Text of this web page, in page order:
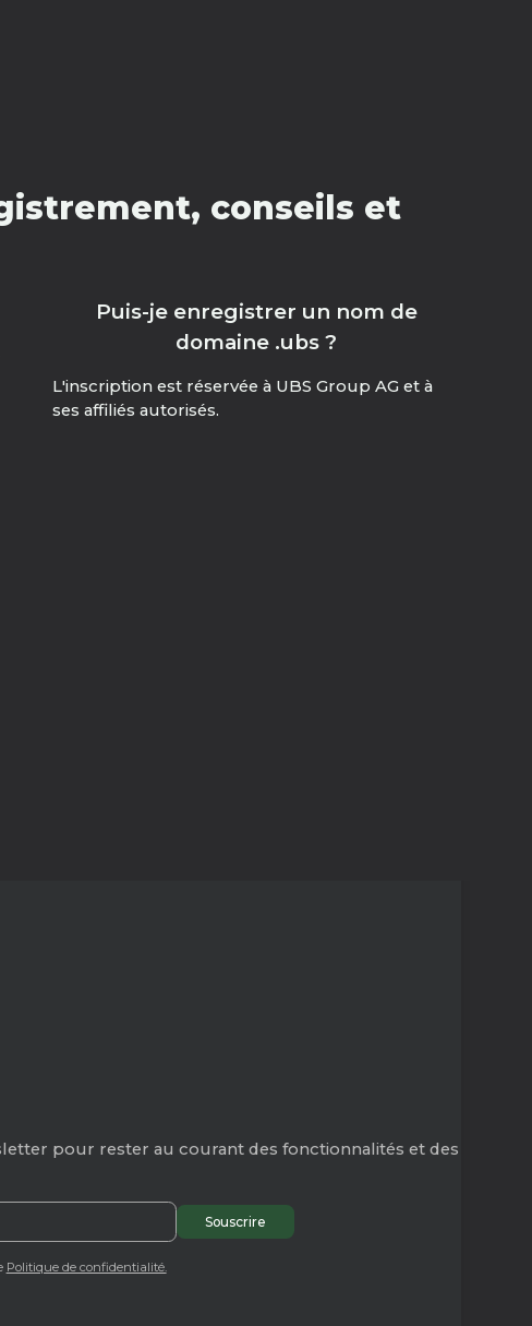
conseils et
Puis-je enregistrer un nom de
domaine .ubs ?
L'inscription est réservée à UBS Group AG et à
ses affiliés autorisés.
pour rester au courant des fonctionnalités et des
Politique de confidentialité.